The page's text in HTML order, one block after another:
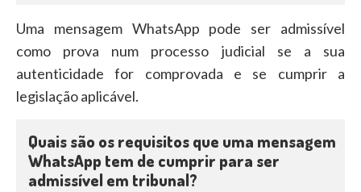
Uma mensagem WhatsApp pode ser admissível
como prova num processo judicial se a sua
autenticidade for comprovada e se cumprir a
legislação aplicável.
Quais são os requisitos que uma mensagem
WhatsApp tem de cumprir para ser
admissível em tribunal?